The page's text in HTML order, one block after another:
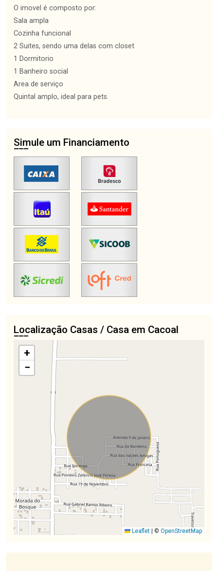
O imovel é composto por:
Sala ampla
Cozinha funcional
2 Suites, sendo uma delas com closet
1 Dormitorio
1 Banheiro social
Area de serviço
Quintal amplo, ideal para pets.
Simule um Financiamento
Localização Casas / Casa em Cacoal
+
−
Leaflet | © OpenStreetMap